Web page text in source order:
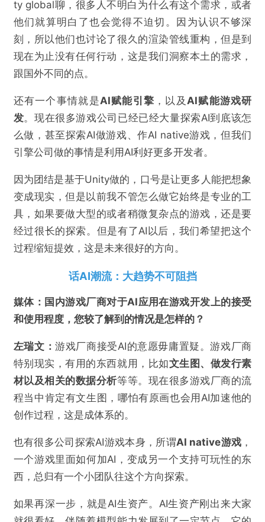
ty global聊，很多人不明白为什么有这个需求，或者
他们就算明白了也会觉得不迫切。因为认识不够深
刻，所以他们也讨论了很久的渲染管线重构，但是到
现在为止没有任何行动，这是我们洞察本土的需求，
跟国外不同的点。
还有一个事情就是AI赋能引擎 ，以及 AI赋能游戏研
发。现在很多游戏公司已经已经大量探索AI到底该怎
么做，甚至探索AI做游戏、作AI native游戏，但我们
引擎公司做的事情是利用AI利好更多开发者。
因为团结是基于Unity做的，口号是让更多人能把想象
变成现实，但是以前我不管怎么做它始终是专业的工
具，如果要做大型的或者稍微复杂点的游戏，还是要
经过很长的探索。但是有了AI以后，我们希望把这个
过程缩短提效，这是未来很好的方向。
话AI潮流：大趋势不可阻挡
媒体：国内游戏厂商对于AI应用在游戏开发上的接受
和使用程度，您较了解到的情况是怎样的？
左瑞文：游戏厂商接受AI的意愿毋庸置疑。游戏厂商
特别现实，有用的东西就用，比如文生图、做发行素
材以及相关的数据分析等等。现在很多游戏厂商的流
程当中肯定有文生图，哪怕有原画也会用AI加速他的
创作过程，这是成体系的。
也有很多公司探索AI游戏本身，所谓AI native游戏 ，
一个游戏里面如何加AI，变成另一个支持可玩性的东
西，总归有一个小团队往这个方向探索。
如果再深一步，就是AI生资产。AI生资产刚出来大家